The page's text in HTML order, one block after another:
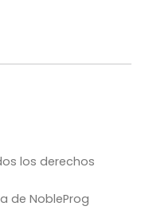
los derechos
de NobleProg